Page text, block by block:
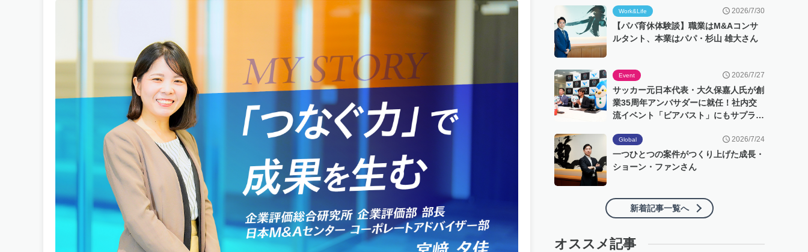
Work&Life 2026/7/30
【パパ育休体験談】職業はM&Aコンサ
ルタント、本業はパパ・杉山 雄大さん
Event 2026/7/27
サッカー元日本代表・大久保嘉人氏が創
業35周年アンバサダーに就任！社内交
流イベント「ビアバスト」にもサプライ
Global 2026/7/24
一つひとつの案件がつくり上げた成長・
ショーン・ファンさん
新着記事一覧へ
オススメ記事